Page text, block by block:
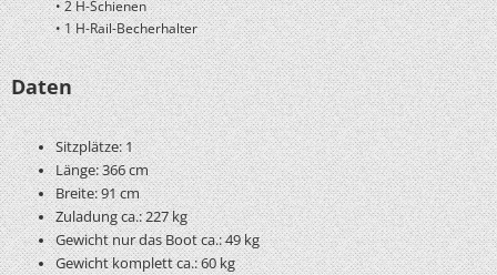
• 2 H-Schienen
• 1 H-Rail-Becherhalter
Daten
Sitzplätze: 1
Länge: 366 cm
Breite: 91 cm
Zuladung ca.: 227 kg
Gewicht nur das Boot ca.: 49 kg
Gewicht komplett ca.: 60 kg